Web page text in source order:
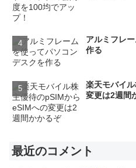
アルミフレ
作る
楽天モバイ
変更は2週間
最近のコメント